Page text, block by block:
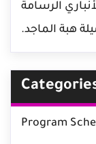
الرسامة
هبة الماجد.
Program